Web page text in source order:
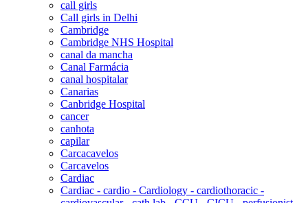
call girls
Call girls in Delhi
Cambridge
Cambridge NHS Hospital
canal da mancha
Canal Farmácia
canal hospitalar
Canarias
Canbridge Hospital
cancer
canhota
capilar
Carcacavelos
Carcavelos
Cardiac
Cardiac - cardio - Cardiology - cardiothoracic -